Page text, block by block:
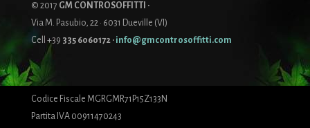
© 2017 GM CONTROSOFFITTI ·
Via M. Pasubio, 22 · 6031 Dueville (VI)
Cell +39 335 6060172 · info@gmcontrosoffitti.com
Codice Fiscale MGRGMR71P15Z133N
Partita IVA 00911470243